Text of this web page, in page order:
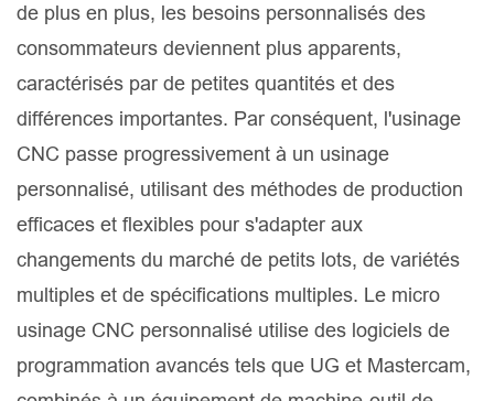
de plus en plus, les besoins personnalisés des
consommateurs deviennent plus apparents,
caractérisés par de petites quantités et des
différences importantes. Par conséquent, l'usinage
CNC passe progressivement à un usinage
personnalisé, utilisant des méthodes de production
efficaces et flexibles pour s'adapter aux
changements du marché de petits lots, de variétés
multiples et de spécifications multiples. Le micro
usinage CNC personnalisé utilise des logiciels de
programmation avancés tels que UG et Mastercam,